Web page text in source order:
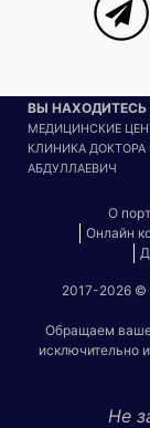
ВЫ НАХОДИТЕСЬ
МЕДИЦИНСКИЕ
КЛИНИКА
АБДУЛЛАЕВИЧ
О
Онлайн
2017-2026 ©
Обращаем ваше
исключительно
Не